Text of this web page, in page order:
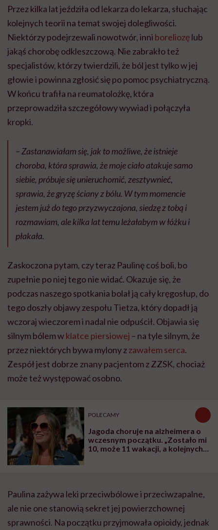
Przez kilka lat jeździła od lekarza do lekarza, słuchając
kolejnych teorii na temat swojej dolegliwości.
Niektórzy podejrzewali nowotwór, inni boreliozęlub
jakąś chorobę odkleszczową. Nie zabrakło też
specjalistów, którzy twierdzili, że ból jest tylko w jej
głowie i powinna zgłosić się po pomoc psychiatryczną.
W końcu trafiła na reumatolożkę, która
przeprowadziła szczegółowy wywiad i połączyła
kropki.
– Zastanawiałam się, jak to możliwe, że istnieje
choroba, która sprawia, że moje ciało atakuje samo
siebie, próbuje się unieruchomić, zesztywnieć,
sprawia, że gryzę ściany z bólu. W tym momencie
jestem już do tego przyzwyczajona, siedzę z tobą i
rozmawiam, ale kilka lat temu leżałabym w łóżku i
płakała.
Zaskoczona pytam, czy teraz Paulinę coś boli, bo
zupełnie po niej tego nie widać. Okazuje się, że
podczas naszego spotkania bolał ją cały kręgosłup, do
tego doszły objawy zespołu Tietza, który dopadł ją
wczoraj wieczorem i nadal nie odpuścił. Objawia się
silnym bólem wklatce piersiowej – na tyle silnym, że
przez niektórych bywa mylony zzawałem serca.
Zespół jest dobrze znany pacjentom z ZZSK, chociaż
może też występować osobno.
POLECAMY
Jagoda choruje na alzheimera o
wczesnym początku. „Zostało mi
10, może 11 wakacji, a kolejnych
Paulina zażywa leki przeciwbólowe i przeciwzapalne,
ale nie one stanowią sekret jej powierzchownej
sprawności. Na początku przyjmowała opioidy, jednak